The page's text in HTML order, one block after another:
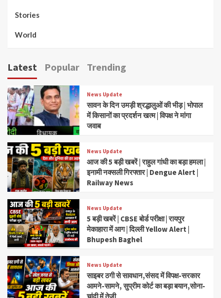
Stories
World
Latest Popular Trending
News Update
सावन के दिन उमड़ी श्रद्धालुओं की भीड़ | भोपाल
में किसानों का प्रदर्शन खत्म | विपक्ष ने मांगा
जवाब
News Update
आज की 5 बड़ी खबरें | राहुल गांधी का बड़ा हमला |
इनामी नक्सली गिरफ्तार | Dengue Alert |
Railway News
News Update
5 बड़ी खबरें | CBSE बोर्ड परीक्षा | रायपुर
मेकाहारा में आग | दिल्ली Yellow Alert |
Bhupesh Baghel
News Update
साइबर ठगी से सावधान,संसद में विपक्ष-सरकार
आमने-सामने, सुप्रीम कोर्ट का बड़ा बयान,सोना-